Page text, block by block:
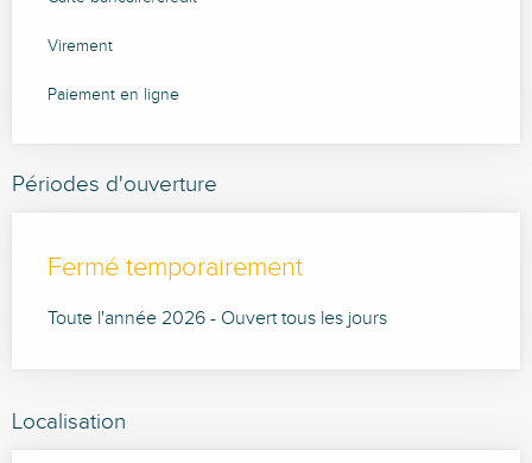
Virement
Paiement en ligne
Périodes d'ouverture
Fermé temporairement
Toute l'année 2026 - Ouvert tous les jours
Localisation